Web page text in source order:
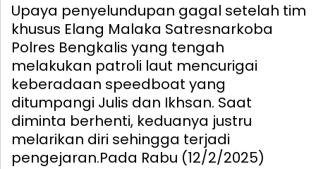
Upaya penyelundupan gagal setelah tim
khusus Elang Malaka Satresnarkoba
Polres Bengkalis yang tengah
melakukan patroli laut mencurigai
keberadaan speedboat yang
ditumpangi Julis dan Ikhsan. Saat
diminta berhenti, keduanya justru
melarikan diri sehingga terjadi
pengejaran.Pada Rabu (12/2/2025)